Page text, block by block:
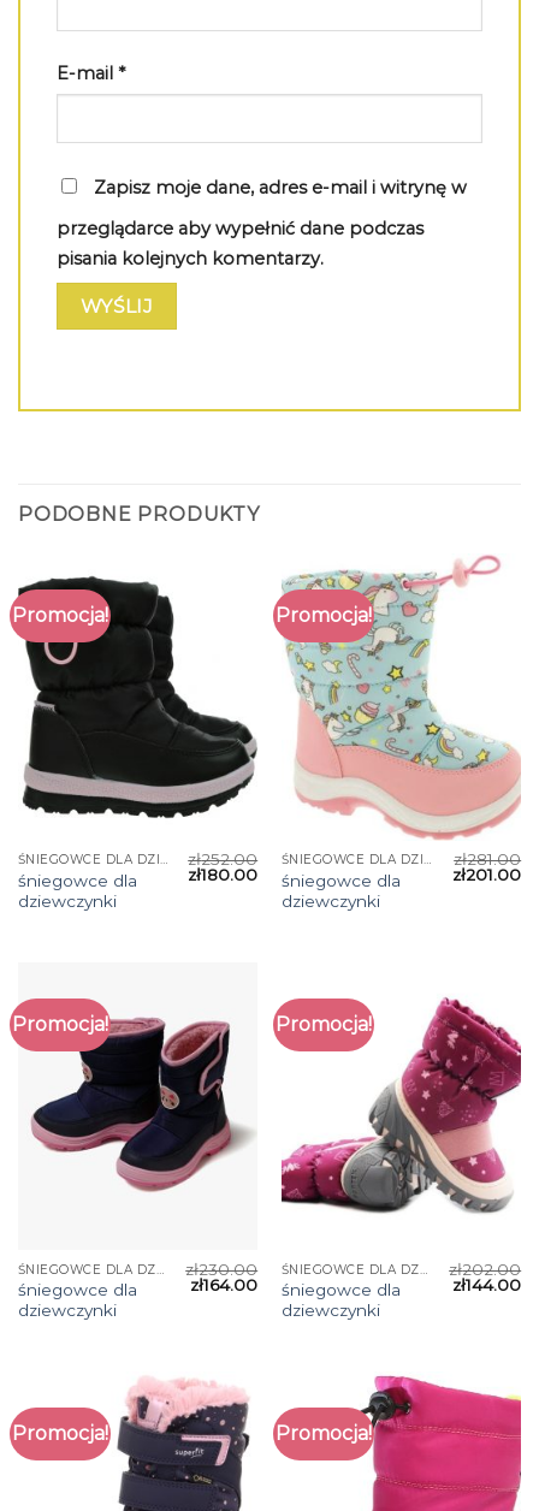
E-mail *
Zapisz moje dane, adres e-mail i witrynę w
przeglądarce aby wypełnić dane podczas
pisania kolejnych komentarzy.
PODOBNE PRODUKTY
Promocja!
ŚNIEGOWCE DLA DZIEWCZYNKI
śniegowce dla
dziewczynki
zł252.00
zł180.00
Promocja!
ŚNIEGOWCE DLA DZIEWCZYNKI
śniegowce dla
dziewczynki
zł281.00
zł201.00
Promocja!
śniegowce dla
dziewczynki
zł230.00
zł164.00
Promocja!
śniegowce dla
dziewczynki
zł202.00
zł144.00
Promocja! Promocja!